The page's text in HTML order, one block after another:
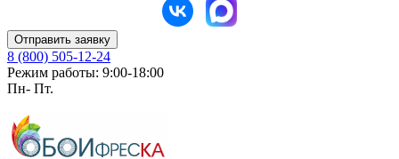
Отправить заявку
8 (800) 505-12-24
Режим работы: 9:00-18:00
Пн- Пт.